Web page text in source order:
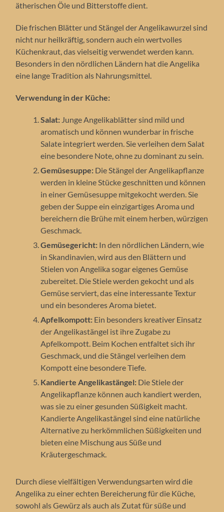
ätherischen Öle und Bitterstoffe dient.
Die frischen Blätter und Stängel der Angelikawurzel sind
nicht nur heilkräftig, sondern auch ein wertvolles
Küchenkraut, das vielseitig verwendet werden kann.
Besonders in den nördlichen Ländern hat die Angelika
eine lange Tradition als Nahrungsmittel.
Verwendung in der Küche:
Salat: Junge Angelikablätter sind mild und
aromatisch und können wunderbar in frische
Salate integriert werden. Sie verleihen dem Salat
eine besondere Note, ohne zu dominant zu sein.
Gemüsesuppe: Die Stängel der Angelikapflanze
werden in kleine Stücke geschnitten und können
in einer Gemüsesuppe mitgekocht werden. Sie
geben der Suppe ein einzigartiges Aroma und
bereichern die Brühe mit einem herben, würzigen
Geschmack.
Gemüsegericht: In den nördlichen Ländern, wie
in Skandinavien, wird aus den Blättern und
Stielen von Angelika sogar eigenes Gemüse
zubereitet. Die Stiele werden gekocht und als
Gemüse serviert, das eine interessante Textur
und ein besonderes Aroma bietet.
Apfelkompott: Ein besonders kreativer Einsatz
der Angelikastängel ist ihre Zugabe zu
Apfelkompott. Beim Kochen entfaltet sich ihr
Geschmack, und die Stängel verleihen dem
Kompott eine besondere Tiefe.
Kandierte Angelikastängel: Die Stiele der
Angelikapflanze können auch kandiert werden,
was sie zu einer gesunden Süßigkeit macht.
Kandierte Angelikastängel sind eine natürliche
Alternative zu herkömmlichen Süßigkeiten und
bieten eine Mischung aus Süße und
Kräutergeschmack.
Durch diese vielfältigen Verwendungsarten wird die
Angelika zu einer echten Bereicherung für die Küche,
sowohl als Gewürz als auch als Zutat für süße und